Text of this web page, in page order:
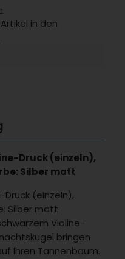
in den
Druck (einzeln),
Silber matt
(einzeln),
Silber matt
Violine-
bringen
Ihren Tannenbaum.